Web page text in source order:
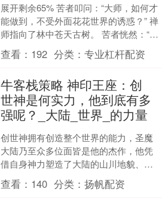
展开剩余65% 苦者叩问：“大师，如何才
能做到，不受外面花花世界的诱惑？” 禅
师指向了林中苍天古树。 苦者恍然：“是
要象大树一样，任尔东南西北风，毫不
动摇吗？”....
查看： 192 分类：专业杠杆配资
牛客栈策略 神印王座：创
世神是何实力，他到底有多
强呢？_大陆_世界_的力量
创世神拥有创造整个世界的能力，圣魔
大陆乃至众多位面皆是他的杰作，他凭
借自身神力塑造了大陆的山川地貌、生
态环境，赋予了世界生机与规则，让无
数生灵得以在这片土地上繁....
查看： 140 分类：扬帆配资